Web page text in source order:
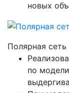
новых
Полярная
по